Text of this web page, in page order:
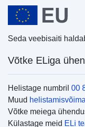
Seda veebisaiti
Võtke ELiga
Helistage numbril 00
Muud
Võtke meiega
Külastage meid ELi